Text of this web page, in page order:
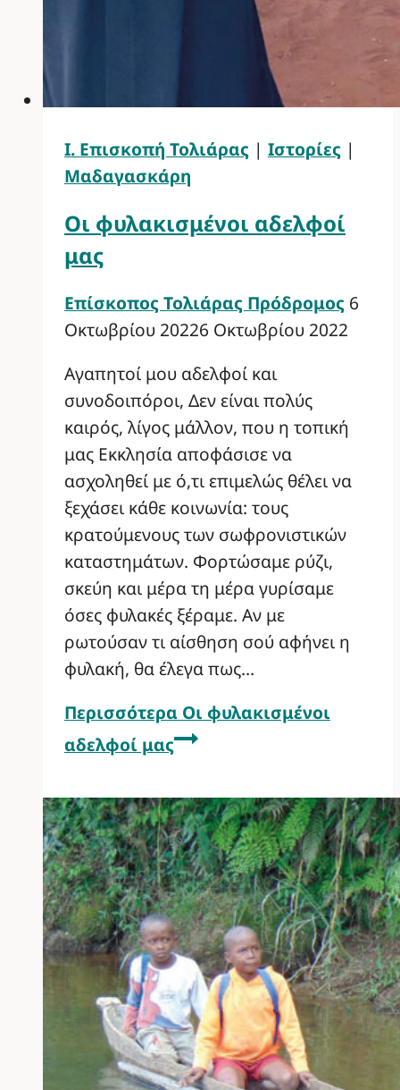
Ι. Επισκοπή Τολιάρας | Ιστορίες |
Μαδαγασκάρη
Οι φυλακισμένοι αδελφοί
μας
Επίσκοπος Τολιάρας Πρόδρομος 6
Οκτωβρίου 20226 Οκτωβρίου 2022
Αγαπητοί μου αδελφοί και
συνοδοιπόροι, Δεν είναι πολύς
καιρός, λίγος μάλλον, που η τοπική
μας Εκκλησία αποφάσισε να
ασχοληθεί με ό,τι επιμελώς θέλει να
ξεχάσει κάθε κοινωνία: τους
κρατούμενους των σωφρονιστικών
καταστημάτων. Φορτώσαμε ρύζι,
σκεύη και μέρα τη μέρα γυρίσαμε
όσες φυλακές ξέραμε. Αν με
ρωτούσαν τι αίσθηση σού αφήνει η
φυλακή, θα έλεγα πως…
Περισσότερα Οι φυλακισμένοι
αδελφοί μας